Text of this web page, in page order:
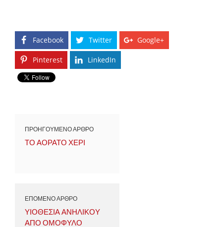
Facebook Twitter Google+
Pinterest LinkedIn
ΠΡΟΗΓΟΥΜΕΝΟ ΑΡΘΡΟ
ΤΟ ΑΟΡΑΤΟ ΧΕΡΙ
ΕΠΟΜΕΝΟ ΑΡΘΡΟ
ΥΙΟΘΕΣΙΑ ΑΝΗΛΙΚΟΥ
ΑΠΟ ΟΜΟΦΥΛΟ